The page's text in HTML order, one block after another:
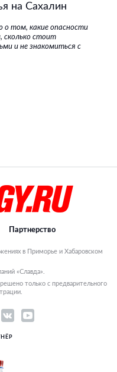
на Сахалин
о том, какие опасности
сколько стоит
и не знакомиться с
Партнерство
в Приморье и Хабаровском
«Славда».
только с предварительного